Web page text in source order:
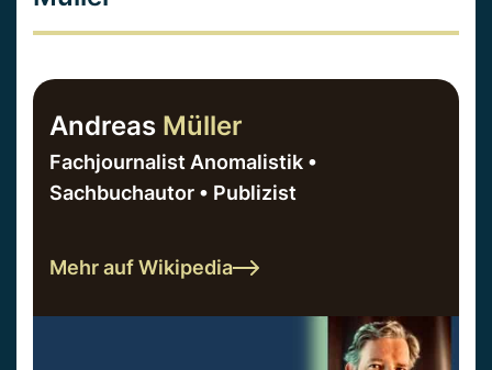
Andreas Müller
Fachjournalist Anomalistik •
Sachbuchautor • Publizist
Mehr auf Wikipedia